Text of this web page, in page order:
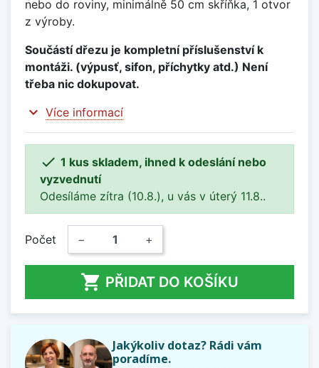
nebo do roviny, minimálně 50 cm skříňka, 1 otvor
z výroby.
Součástí dřezu je kompletní příslušenství k
montáži. (výpusť, sifon, příchytky atd.) Není
třeba nic dokupovat.
expand_more Více informací
 1 kus skladem, ihned k odeslání nebo
vyzvednutí
Odesíláme zítra (10.8.), u vás v úterý 11.8..
Počet − +
 PŘIDAT DO KOŠÍKU
Jakýkoliv dotaz? Rádi vám
poradíme.